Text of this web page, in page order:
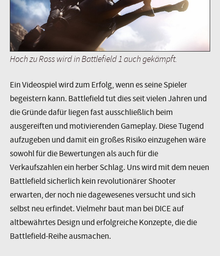
Hoch zu Ross wird in Battlefield 1 auch gekämpft.
Ein Videospiel wird zum Erfolg, wenn es seine Spieler
begeistern kann. Battlefield tut dies seit vielen Jahren und
die Gründe dafür liegen fast ausschließlich beim
ausgereiften und motivierenden Gameplay. Diese Tugend
aufzugeben und damit ein großes Risiko einzugehen wäre
sowohl für die Bewertungen als auch für die
Verkaufszahlen ein herber Schlag. Uns wird mit dem neuen
Battlefield sicherlich kein revolutionärer Shooter
erwarten, der noch nie dagewesenes versucht und sich
selbst neu erfindet. Vielmehr baut man bei DICE auf
altbewährtes Design und erfolgreiche Konzepte, die die
Battlefield-Reihe ausmachen.